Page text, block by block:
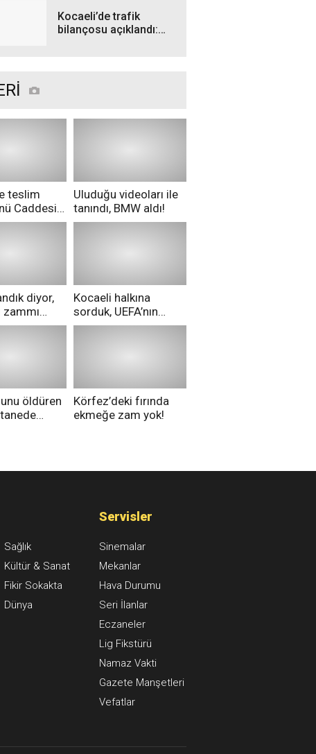
Kocaeli’de trafik
bilançosu açıklandı:
teslim
Caddesi
Uluduğu videoları ile
tanındı, BMW aldı!
diyor,
aldılar!
Kocaeli halkına
sorduk, UEFA’nın
Merih Demiral kararı
öldüren
Körfez’deki fırında
ekmeğe zam yok!
Sağlık
Kültür & Sanat
Fikir Sokakta
Dünya
Servisler
Sinemalar
Mekanlar
Hava Durumu
Seri İlanlar
Eczaneler
Lig Fikstürü
Namaz Vakti
Gazete Manşetleri
Vefatlar